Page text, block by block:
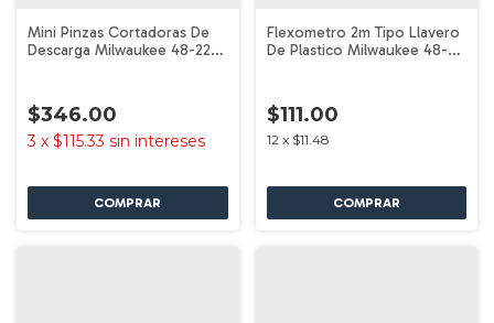
Mini Pinzas Cortadoras De
Descarga Milwaukee 48-22-
$346.00
3 x $115.33 sin intereses
Flexometro 2m Tipo Llavero
De Plastico Milwaukee 48-
$111.00
12 x $11.48